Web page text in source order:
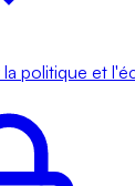
la politique et